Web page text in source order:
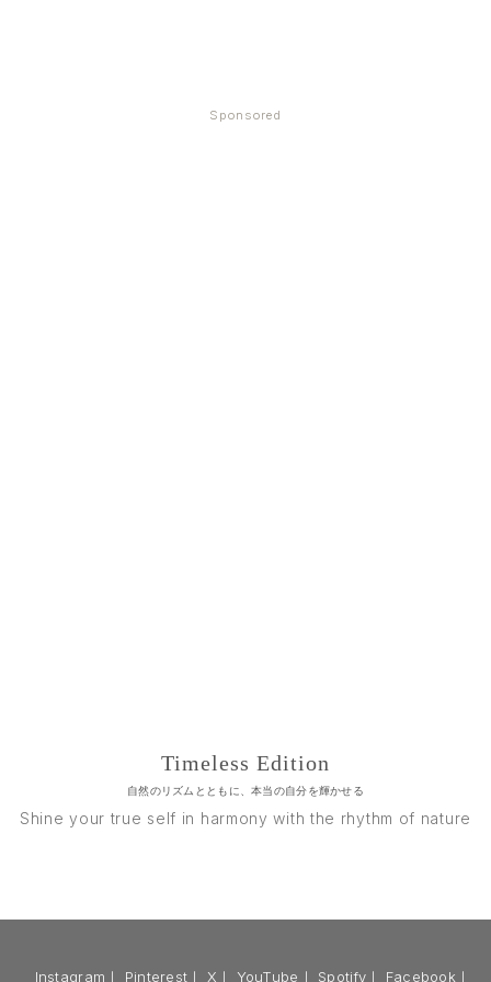
Sponsored
Timeless Edition
自然のリズムとともに、本当の自分を輝かせる
Shine your true self in harmony with the rhythm of nature
Instagram ｜ Pinterest ｜ X ｜ YouTube ｜ Spotify ｜ Facebook｜